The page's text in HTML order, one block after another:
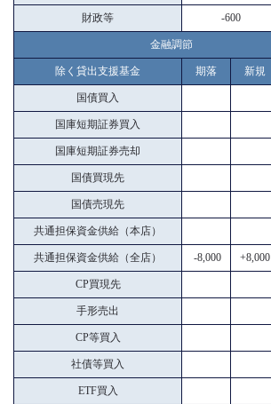
財政等 -600
金融調節
除く貸出支援基金 期落 新規
国債買入
国庫短期証券買入
国庫短期証券売却
国債買現先
国債売現先
共通担保資金供給（本店）
共通担保資金供給（全店） -8,000 +8,000
CP買現先
手形売出
CP等買入
社債等買入
ETF買入